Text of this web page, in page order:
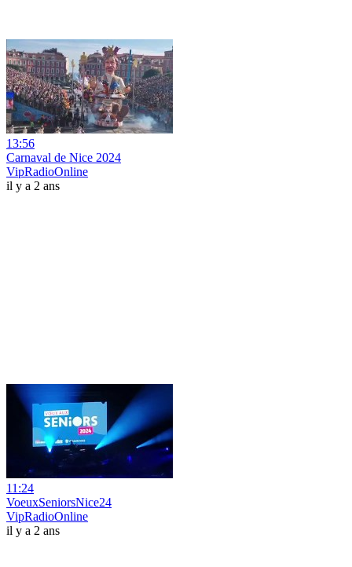
13:56
Carnaval de Nice 2024
VipRadioOnline
il y a 2 ans
11:24
VoeuxSeniorsNice24
VipRadioOnline
il y a 2 ans